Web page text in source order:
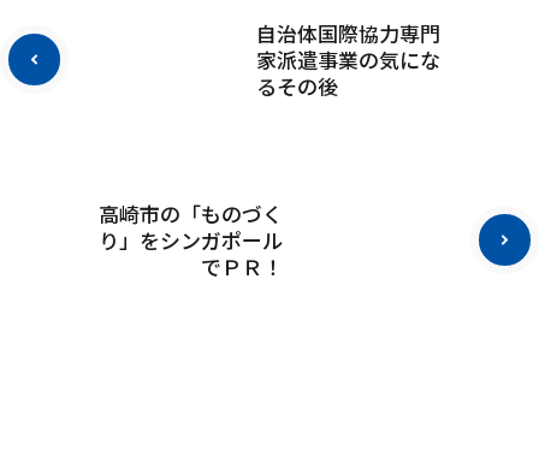
自治体国際協力専門
家派遣事業の気にな
るその後
高崎市の「ものづく
り」をシンガポール
でＰＲ！